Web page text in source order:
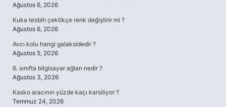
Ağustos 6, 2026
Kuka tesbih çektikçe renk değiştirir mi ?
Ağustos 6, 2026
Avcı kolu hangi galaksidedir ?
Ağustos 5, 2026
6. sınıfta bilgisayar ağları nedir ?
Ağustos 3, 2026
Kasko aracının yüzde kaçı karsiliyor ?
Temmuz 24, 2026